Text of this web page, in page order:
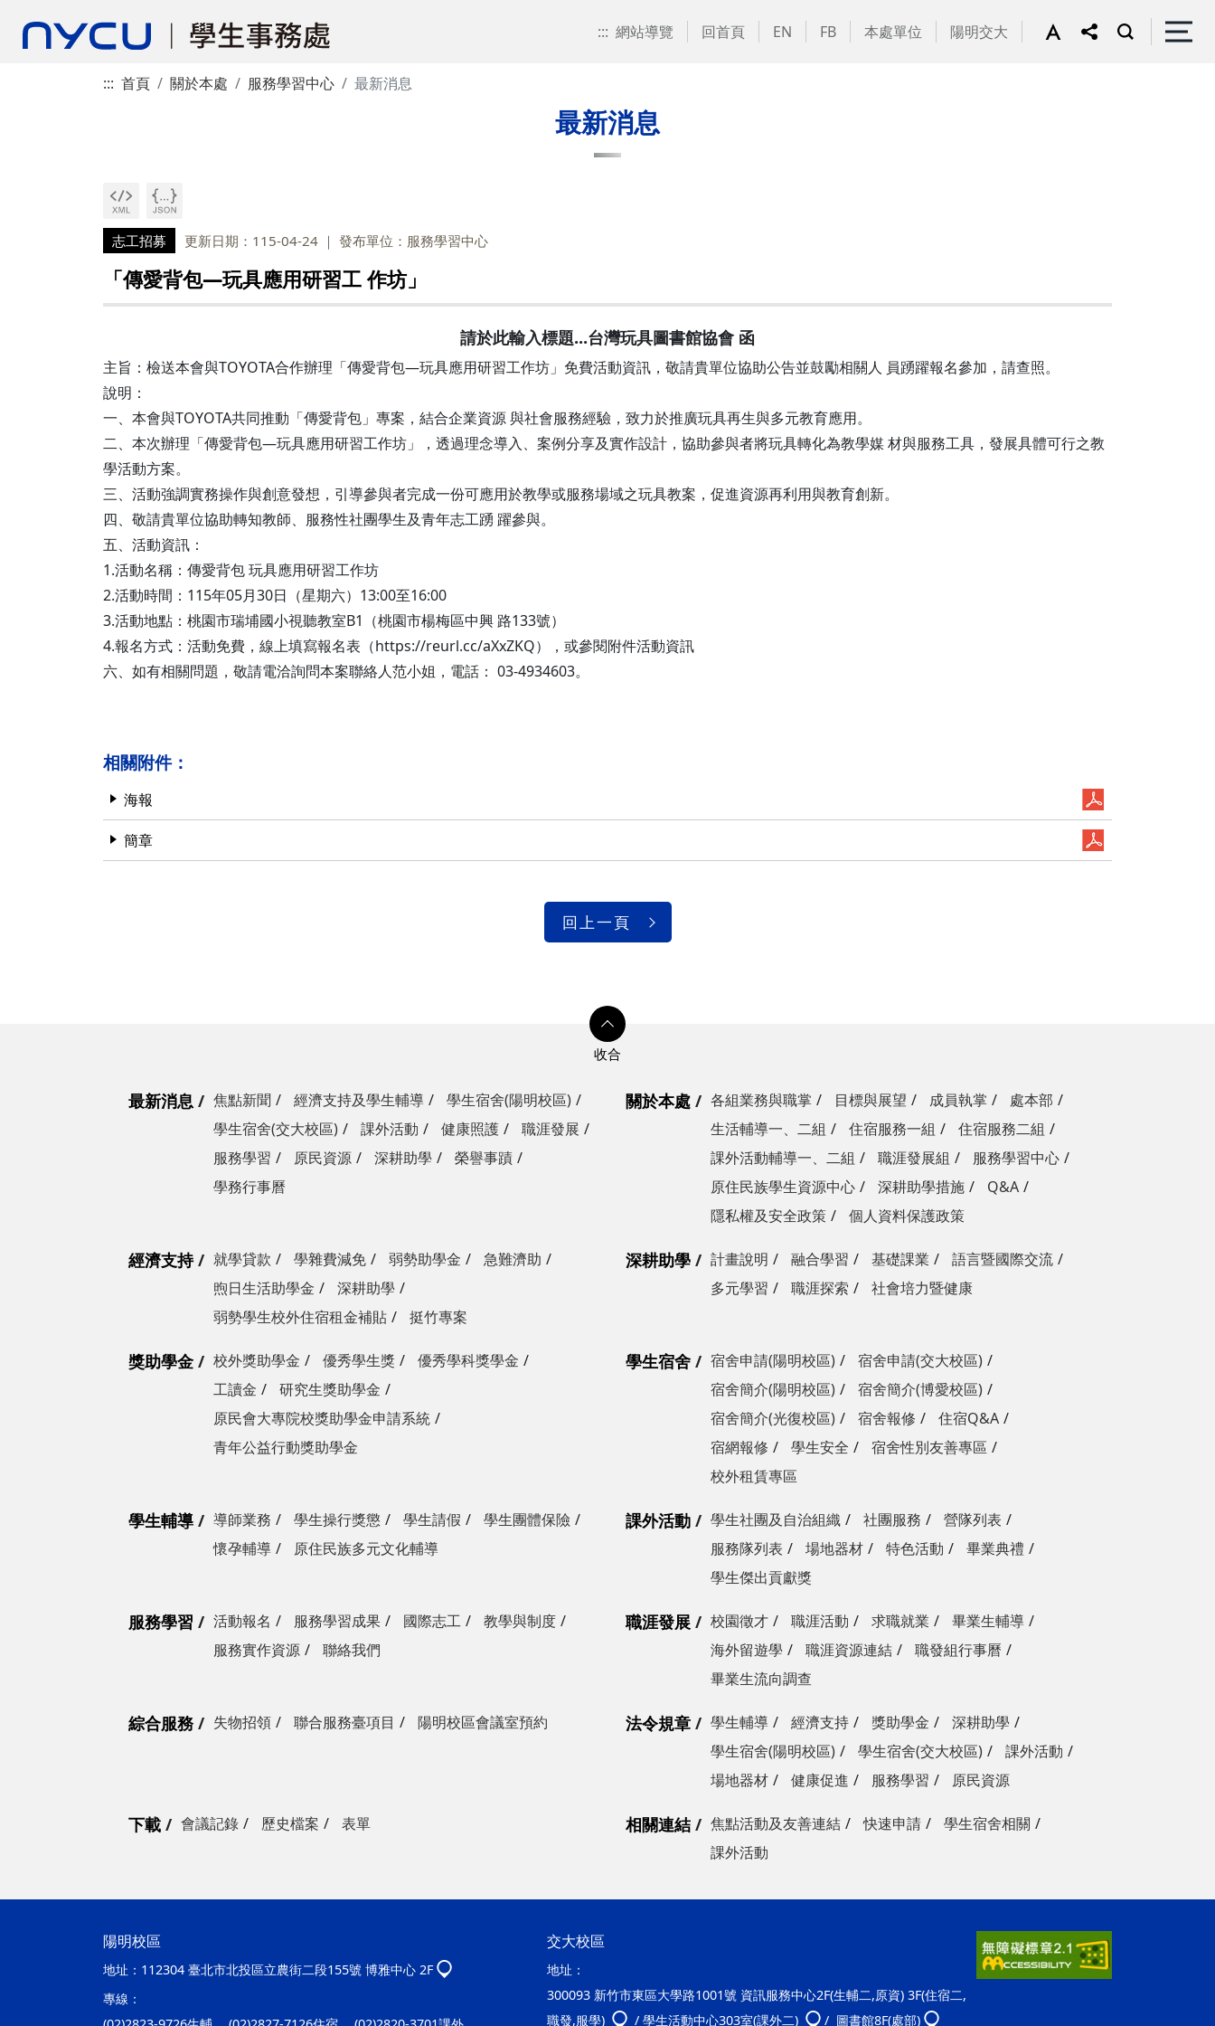
::: 網站導覽 回首頁 EN FB 本處單位 陽明交大
::: 首頁 關於本處 服務學習中心 最新消息
最新消息
志工招募 更新日期：115-04-24 發布單位：服務學習中心
「傳愛背包—玩具應用研習工 作坊」
請於此輸入標題...台灣玩具圖書館協會 函
主旨：檢送本會與TOYOTA合作辦理「傳愛背包—玩具應用研習工作坊」免費活動資訊，敬請貴單位協助公告並鼓勵相關人 員踴躍報名參加，請查照。
說明：
一、本會與TOYOTA共同推動「傳愛背包」專案，結合企業資源 與社會服務經驗，致力於推廣玩具再生與多元教育應用。
二、本次辦理「傳愛背包—玩具應用研習工作坊」，透過理念導入、案例分享及實作設計，協助參與者將玩具轉化為教學媒 材與服務工具，發展具體可行之教
學活動方案。
三、活動強調實務操作與創意發想，引導參與者完成一份可應用於教學或服務場域之玩具教案，促進資源再利用與教育創新。
四、敬請貴單位協助轉知教師、服務性社團學生及青年志工踴 躍參與。
五、活動資訊：
1.活動名稱：傳愛背包 玩具應用研習工作坊
2.活動時間：115年05月30日（星期六）13:00至16:00
3.活動地點：桃園市瑞埔國小視聽教室B1（桃園市楊梅區中興 路133號）
4.報名方式：活動免費，線上填寫報名表（https://reurl.cc/aXxZKQ），或參閱附件活動資訊
六、如有相關問題，敬請電洽詢問本案聯絡人范小姐，電話： 03-4934603。
相關附件：
海報
簡章
回上一頁
最新消息 焦點新聞 經濟支持及學生輔導
學生宿舍(陽明校區)
學生宿舍(交大校區)
課外活動 健康照護
職涯發展
服務學習
原民資源 深耕助學
榮譽事蹟
學務行事曆
關於本處 各組業務與職掌 目標與展望 成員執掌
處本部
生活輔導一、二組
住宿服務一組
住宿服務二組
課外活動輔導一、二組
職涯發展組
服務學習中心
原住民族學生資源中心
深耕助學措施
Q&A
隱私權及安全政策
個人資料保護政策
經濟支持 就學貸款 學雜費減免 弱勢助學金
急難濟助
煦日生活助學金
深耕助學
弱勢學生校外住宿租金補貼
挺竹專案
深耕助學 計畫說明 融合學習 基礎課業
語言暨國際交流
多元學習
職涯探索 社會培力暨健康
獎助學金 校外獎助學金 優秀學生獎
優秀學科獎學金
工讀金
研究生獎助學金
原民會大專院校獎助學金申請系統
青年公益行動獎助學金
學生宿舍 宿舍申請(陽明校區)
宿舍申請(交大校區)
宿舍簡介(陽明校區)
宿舍簡介(博愛校區)
宿舍簡介(光復校區)
宿舍報修
住宿Q&A
宿網報修
學生安全
宿舍性別友善專區
校外租賃專區
學生輔導 導師業務 學生操行獎懲 學生請假
學生團體保險
懷孕輔導
原住民族多元文化輔導
課外活動 學生社團及自治組織 社團服務
營隊列表
服務隊列表
場地器材 特色活動
畢業典禮
學生傑出貢獻獎
服務學習 活動報名 服務學習成果 國際志工
教學與制度
服務實作資源
聯絡我們
職涯發展 校園徵才 職涯活動 求職就業
畢業生輔導
海外留遊學
職涯資源連結
職發組行事曆
畢業生流向調查
綜合服務 失物招領 聯合服務臺項目 陽明校區會議室預約 法令規章 學生輔導 經濟支持 獎助學金
深耕助學
學生宿舍(陽明校區)
學生宿舍(交大校區)
課外活動
場地器材
健康促進 服務學習 原民資源
下載 會議記錄 歷史檔案 表單 相關連結 焦點活動及友善連結 快速申請
學生宿舍相關
課外活動
陽明校區
地址： 112304 臺北市北投區立農街二段155號 博雅中心 2F
專線：
交大校區
地址：
300093 新竹市東區大學路1001號 資訊服務中心2F(生輔二,原資) 3F(住宿二,
職發,服學)
/ 學生活動中心303室(課外二) / 圖書館8F(處部)